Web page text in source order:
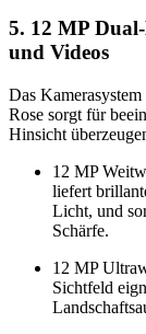
5. 12 MP
und Videos
Das
Rose sorgt für
Hinsicht
12 MP
liefert
Licht, und
Schärfe.
12 MP
Sichtfeld